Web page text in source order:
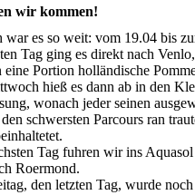
wir kommen!
war es so weit: vom 19.04 bis
Tag ging es direkt nach
eine Portion holländische
hieß es dann ab in den
wonach jeder seinen
schwersten Parcours ran
Tag fuhren wir ins
Roermond.
den letzten Tag, wurde